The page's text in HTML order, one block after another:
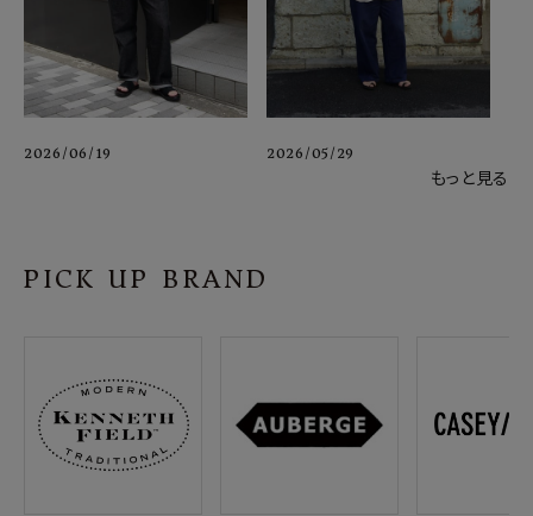
2026/06/19 2026/05/29
もっと見る
PICK UP BRAND